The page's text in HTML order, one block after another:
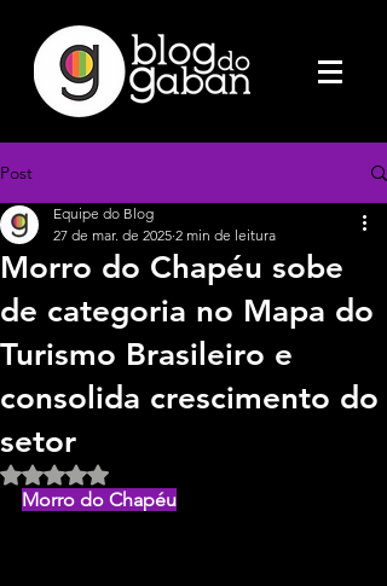
Post
Morro do Chapéu sobe
de categoria no Mapa do
Turismo Brasileiro e
consolida crescimento do
setor
Equipe do Blog
27 de mar. de 2025 2 min de leitura
Avaliado com NaN de 5 estrelas.
Morro do Chapéu